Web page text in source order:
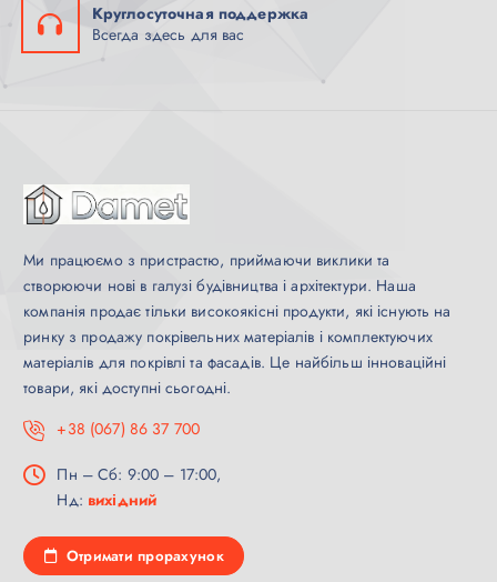
Круглосуточная поддержка
Всегда здесь для вас
Ми працюємо з пристрастю, приймаючи виклики та
створюючи нові в галузі будівництва і архітектури. Наша
компанія продає тільки високоякісні продукти, які існують на
ринку з продажу покрівельних матеріалів і комплектуючих
матеріалів для покрівлі та фасадів. Це найбільш інноваційні
товари, які доступні сьогодні.
+38 (067) 86 37 700
Пн – Сб: 9:00 – 17:00,
Нд: вихідний
Отримати прорахунок